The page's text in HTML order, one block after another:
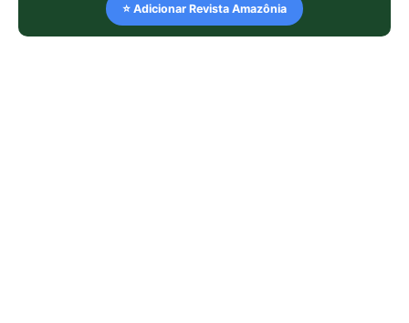
⭐ Adicionar Revista Amazônia